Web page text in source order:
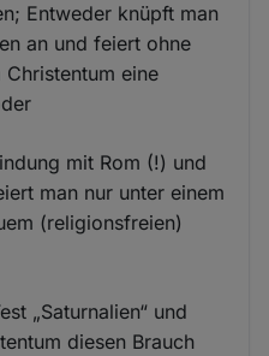
Entweder knüpft man
an und feiert ohne
eine
mit Rom (!) und
man nur unter einem
(religionsfreien)
„Saturnalien“ und
diesen Brauch